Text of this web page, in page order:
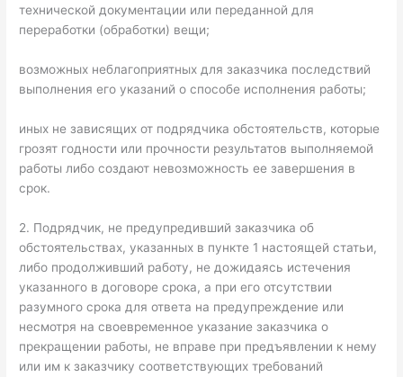
технической документации или переданной для
переработки (обработки) вещи;
возможных неблагоприятных для заказчика последствий
выполнения его указаний о способе исполнения работы;
иных не зависящих от подрядчика обстоятельств, которые
грозят годности или прочности результатов выполняемой
работы либо создают невозможность ее завершения в
срок.
2. Подрядчик, не предупредивший заказчика об
обстоятельствах, указанных в пункте 1 настоящей статьи,
либо продолживший работу, не дожидаясь истечения
указанного в договоре срока, а при его отсутствии
разумного срока для ответа на предупреждение или
несмотря на своевременное указание заказчика о
прекращении работы, не вправе при предъявлении к нему
или им к заказчику соответствующих требований